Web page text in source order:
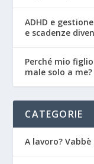
ADHD e
e scadenze
Perché mio
male solo a me?
CATEGORIE
A lavoro?